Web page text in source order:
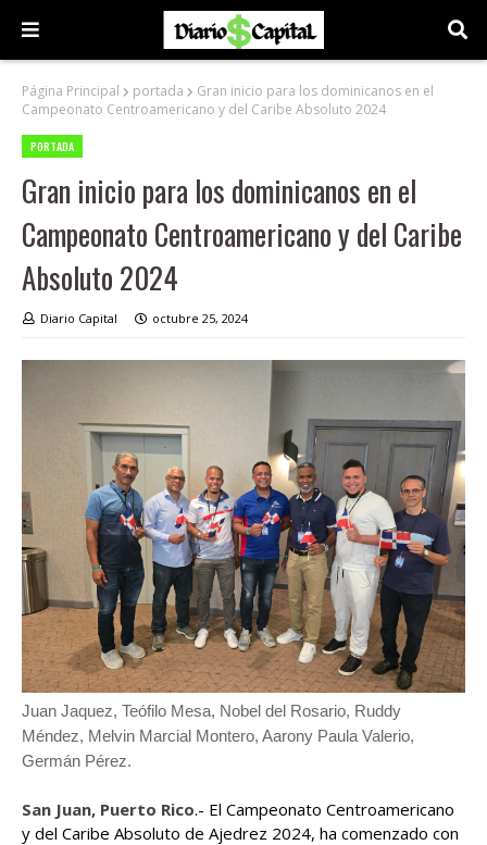
Página Principal portada
Gran inicio para los dominicanos en el
Campeonato Centroamericano y del Caribe Absoluto 2024
PORTADA
Gran inicio para los dominicanos en el
Campeonato Centroamericano y del Caribe
Absoluto 2024
Diario Capital octubre 25, 2024
Juan Jaquez, Teófilo Mesa, Nobel del Rosario, Ruddy
Méndez, Melvin Marcial Montero, Aarony Paula Valerio,
Germán Pérez.
San Juan, Puerto Rico.- El Campeonato Centroamericano
y del Caribe Absoluto de Ajedrez 2024, ha comenzado con